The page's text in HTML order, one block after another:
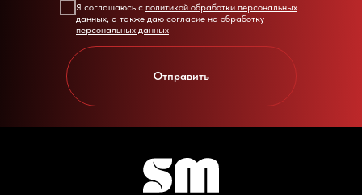
Я соглашаюсь с политикой обработки персональных
данных, а также даю согласие на обработку
персональных данных
Отправить